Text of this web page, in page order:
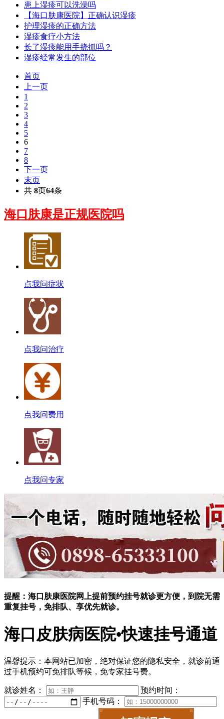
患上湿疹可以洗澡吗
【海口肤康医院】正确认识湿疹
护理湿疹的正确方法
湿疹食疗小方法
长了湿疹能用手挠抓吗？
湿疹经常发生的部位
首页
上一页
1
2
3
4
5
6
7
8
下一页
末页
共 8页64条
海口肤康是正规医院吗
点我问症状
点我问治疗
点我问费用
点我问专家
提醒：海口肤康医院网上提前预约挂号就诊更方便，到院无需
重复挂号，免排队、享优先就诊。
海口皮肤病医院•快速挂号通道
温馨提示： 本网站已加密，绝对保证您的隐私安全，就诊前通
过手机预约可免排队等候，免专家挂号费。
就诊姓名：
预约时间：
手机号码：